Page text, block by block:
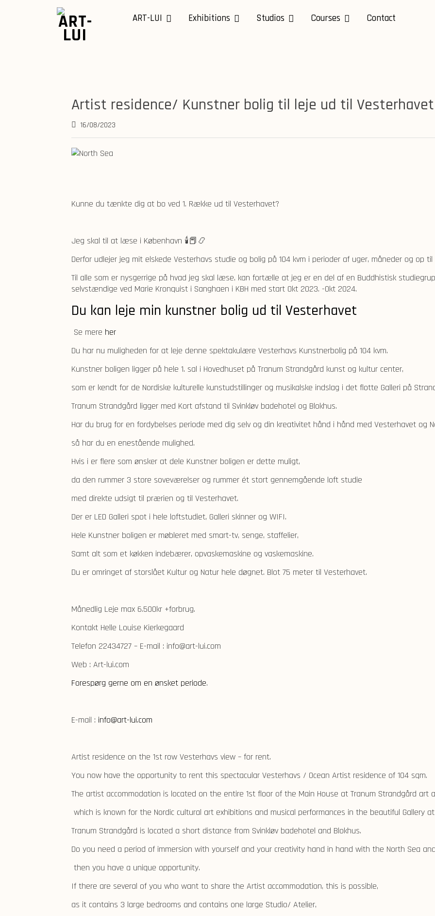
ART-LUI Exhibitions Studios Courses Contact
Artist residence/ Kunstner bolig til leje ud til Vesterhavet
16/08/2023
Kunne du tænkte dig at bo ved 1. Række ud til Vesterhavet?
Jeg skal til at læse i København 🕯️📕📿
Derfor udlejer jeg mit elskede Vesterhavs studie og bolig på 104 kvm i perioder af uger, måneder og op til
Til alle som er nysgerrige på hvad jeg skal læse, kan fortælle at jeg er en del af en Buddhistisk
selvstændige ved Marie Kronquist i Sanghaen i KBH med start Okt 2023. -Okt 2024.
Du kan leje min kunstner bolig ud til Vesterhavet
Se mere her
Du har nu muligheden for at leje denne spektakulære Vesterhavs Kunstnerbolig på 104 kvm.
Kunstner boligen ligger på hele 1. sal i Hovedhuset på Tranum Strandgård kunst og kultur center,
som er kendt for de Nordiske kulturelle kunstudstillinger og musikalske indslag i det flotte Galleri på
Tranum Strandgård ligger med Kort afstand til Svinkløv badehotel og Blokhus.
Har du brug for en fordybelses periode med dig selv og din kreativitet hånd i hånd med Vesterhavet og
så har du en enestående mulighed.
Hvis i er flere som ønsker at dele Kunstner boligen er dette muligt,
da den rummer 3 store soveværelser og rummer ét stort gennemgående loft studie
med direkte udsigt til prærien og til Vesterhavet.
Der er LED Galleri spot i hele loftstudiet, Galleri skinner og WIFI.
Hele Kunstner boligen er møbleret med smart-tv, senge, staffelier,
Samt alt som et køkken indebærer, opvaskemaskine og vaskemaskine.
Du er omringet af storslået Kultur og Natur hele døgnet. Blot 75 meter til Vesterhavet.
Månedlig Leje max 6.500kr +forbrug.
Kontakt Helle Louise Kierkegaard
Telefon 22434727 – E-mail : info@art-lui.com
Web : Art-lui.com
Forespørg gerne om en ønsket periode.
E-mail : info@art-lui.com
Artist residence on the 1st row Vesterhavs view – for rent.
You now have the opportunity to rent this spectacular Vesterhavs / Ocean Artist residence of 104 sqm.
The artist accommodation is located on the entire 1st floor of the Main House at Tranum Strandgård art
which is known for the Nordic cultural art exhibitions and musical performances in the beautiful Gallery
Tranum Strandgård is located a short distance from Svinkløv badehotel and Blokhus.
Do you need a period of immersion with yourself and your creativity hand in hand with the North Sea
then you have a unique opportunity.
If there are several of you who want to share the Artist accommodation, this is possible,
as it contains 3 large bedrooms and contains one large Studio/ Atelier,